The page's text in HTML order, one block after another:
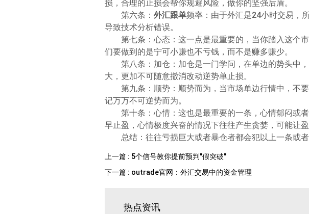
损，合理的止损会帮你规避风险，做你的坚强后盾。
第六条： 外汇跟单频率：由于外汇是24小时交易，
导致技术分析错误。
第七条：心态：这一点是最重要的，当你踏入这个
们要做到的是宁可小赚也不亏钱，而不是赚多赚少。
第八条：加仓：加仓是一门学问，在单边的势头中
大，更加不可随意撤消改动逆势单止损。
第九条：顺势：顺势而为，当市场单边行情中，不
记万万不可逆势而为。
第十条：心情：这也是最重要的一条，心情郁闷或
早止盈，心情极度兴奋的情况下往往产生贪婪，可能让盈
总结：往往亏损巨大或者暴仓者都会犯以上一条或
上一篇 : 5个信号教你提前预判"假突破"
下一篇 : outrade官网：外汇交易中的资金管理
热点资讯